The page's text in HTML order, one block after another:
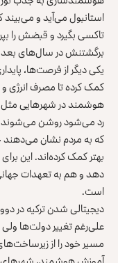
استانبول می‌آید و
تاکسی بگیرد و قبضش را
برگشتنش در سال‌های
یکی دیگر از فرصت‌ها،
کمک کرده تا مصرف انرژی
هوشمند در شهرهایی مثل
رد می‌شود روشن
که به مردم نشان می‌دهند
بهتر کمک کرده‌اند. این
دهد و هم به تعهدات
است.
دیجیتالی شدن ترکیه در
علی‌رغم تغییر دولت‌ها ولی
مسیر خود را از